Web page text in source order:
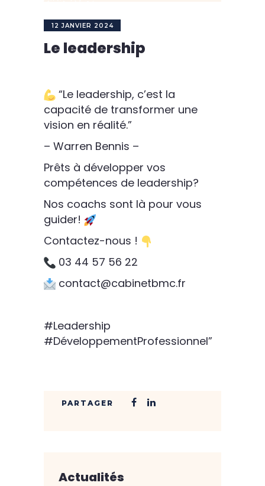
12 JANVIER 2024
Le leadership
“Le leadership, c’est la
capacité de transformer une
vision en réalité.”
– Warren Bennis –
Prêts à développer vos
compétences de leadership?
Nos coachs sont là pour vous
guider!
Contactez-nous !
03 44 57 56 22
contact@cabinetbmc.fr
#Leadership
#DéveloppementProfessionnel”
Actualités